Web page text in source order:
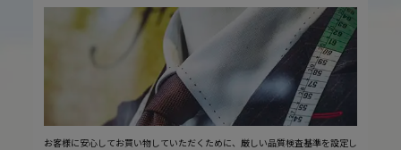
お客様に安心してお買い物していただくために、厳しい品質検査基準を設定し